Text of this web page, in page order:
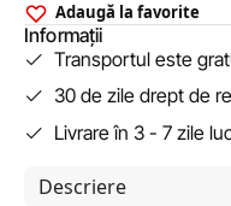
Adaugă la favorite
Informații
Transportul este
30 de zile drept de
Livrare în 3 - 7 zile
Descriere